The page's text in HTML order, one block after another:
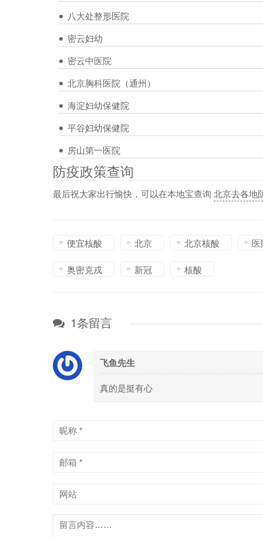
八大处整形医院
密云妇幼
密云中医院
北京胸科医院（通州）
海淀妇幼保健院
平谷妇幼保健院
房山第一医院
防疫政策查询
最后祝大家出行愉快，可以在本地宝查询 北京去各地
便宜核酸 北京 北京核酸
奥密克戎 新冠 核酸
1条留言
飞鱼先生
真的是挺有心